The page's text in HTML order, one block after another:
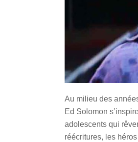
Au milieu des
Ed Solomon
adolescents qui
réécritures, les